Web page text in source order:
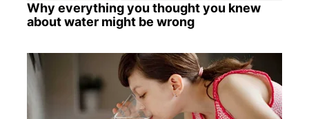
Why everything you thought you knew
about water might be wrong